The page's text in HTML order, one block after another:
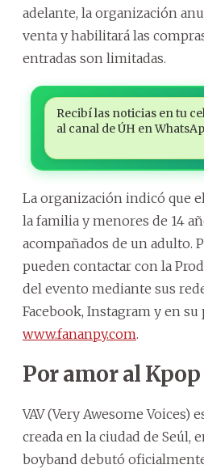
adelante, la organización
venta y habilitará las
entradas son limitadas.
Recibí las noticias en tu
al canal de ÚH en
La organización indicó que
la familia y menores de 14
acompañados de un adulto.
pueden contactar con la
del evento mediante sus
Facebook, Instagram y en su
www.fananpy.com.
Por amor al Kpop
VAV (Very Awesome Voices)
creada en la ciudad de Seúl,
boyband debutó